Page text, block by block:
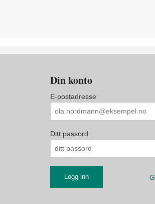
Din konto
E-postadresse
Ditt passord